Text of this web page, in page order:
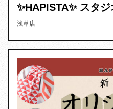
✨️HAPISTA✨️ スタ
浅草店